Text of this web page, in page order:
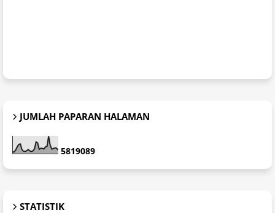
JUMLAH PAPARAN HALAMAN
5819089
STATISTIK